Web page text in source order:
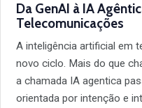
Da GenAI à IA
Telecomunicações
A inteligência artificial em
novo ciclo. Mais do que
a chamada IA agentica
orientada por intenção e